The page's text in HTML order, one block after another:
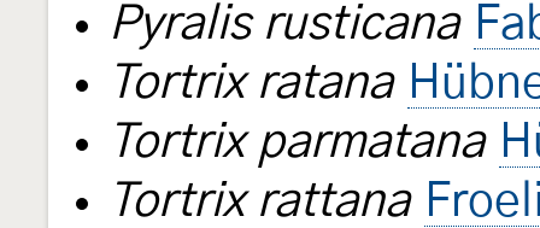
Pyralis rusticana
Tortrix ratana
Tortrix parmatana
Tortrix rattana